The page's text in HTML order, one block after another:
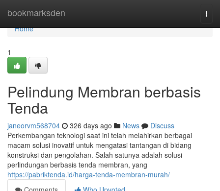
bookmarksden
Home
Home
1
Pelindung Membran berbasis
Tenda
janeorvm568704 326 days ago News
Discuss
Perkembangan teknologi saat ini telah melahirkan berbagai
macam solusi inovatif untuk mengatasi tantangan di bidang
konstruksi dan pengolahan. Salah satunya adalah solusi
perlindungan berbasis tenda membran, yang
https://pabriktenda.id/harga-tenda-membran-murah/